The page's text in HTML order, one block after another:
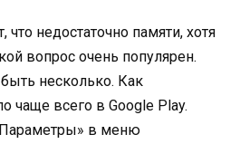
недостаточно памяти, хотя
вопрос очень популярен.
несколько. Как
чаще всего в Google Play.
в меню